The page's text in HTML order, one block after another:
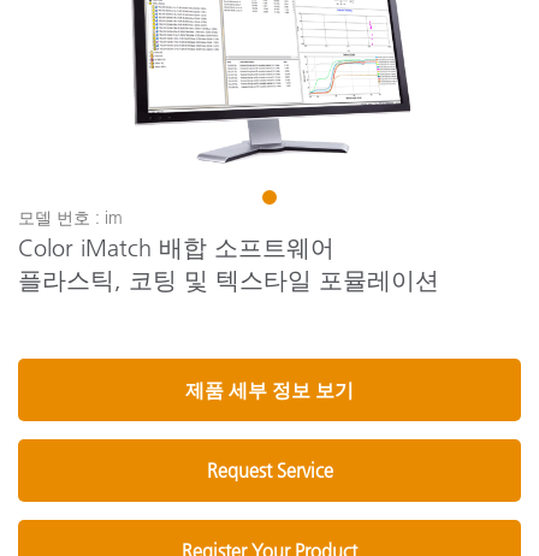
1
모델 번호 : im
Color iMatch 배합 소프트웨어
플라스틱, 코팅 및 텍스타일 포뮬레이션
제품 세부 정보 보기
Request Service
Register Your Product